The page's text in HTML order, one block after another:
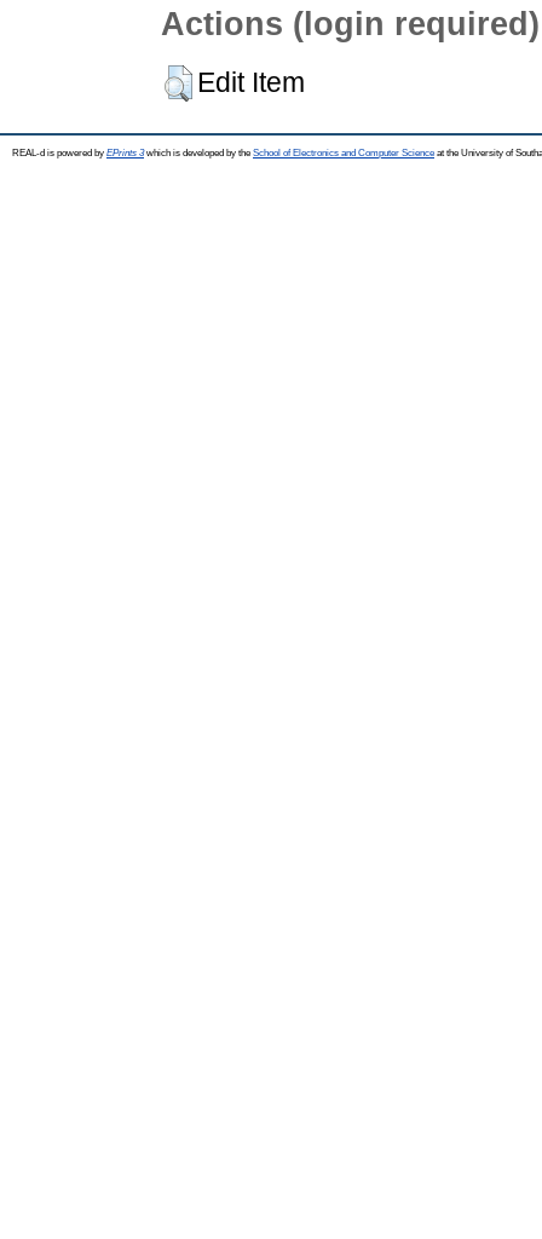
Actions (login required)
Edit Item
REAL-d is powered by EPrints 3which is developed by the School of Electronics and Computer Science at the University of